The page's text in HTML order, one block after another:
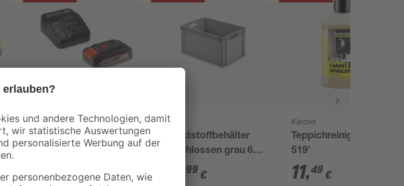
Einhell
Akku-Starter-Set
'Power X-Change'
18 V 2,5 Ah
29, €
Alutec
Kunststoffbehälter
geschlossen grau 60
x 40 x 32 cm
99 €
Kärcher
Teppichreiniger 'RM
519'
11,49 €